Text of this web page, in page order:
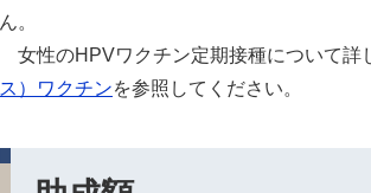
ん。
女性のHPVワクチン定期接種について詳
ス）ワクチンを参照してください。